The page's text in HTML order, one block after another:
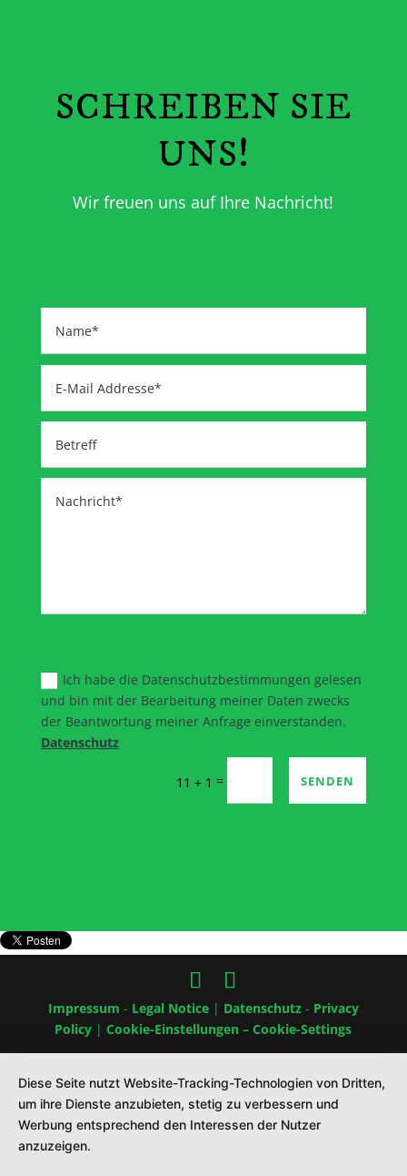
SCHREIBEN SIE
UNS!
Wir freuen uns auf Ihre Nachricht!
Ich habe die Datenschutzbestimmungen gelesen
und bin mit der Bearbeitung meiner Daten zwecks
der Beantwortung meiner Anfrage einverstanden.
Datenschutz
11 + 1 = SENDEN
Impressum - Legal Notice| Datenschutz- Privacy
Policy |Cookie-Einstellungen – Cookie-Settings
Diese Seite nutzt Website-Tracking-Technologien von Dritten,
um ihre Dienste anzubieten, stetig zu verbessern und
Werbung entsprechend den Interessen der Nutzer
anzuzeigen.